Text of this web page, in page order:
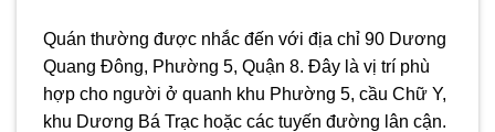
Quán thường được nhắc đến với địa chỉ 90 Dương
Quang Đông, Phường 5, Quận 8. Đây là vị trí phù
hợp cho người ở quanh khu Phường 5, cầu Chữ Y,
khu Dương Bá Trạc hoặc các tuyến đường lân cận.